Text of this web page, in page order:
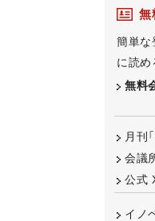
無
簡単な
に読め
無料
月刊
会議
公式
イノ